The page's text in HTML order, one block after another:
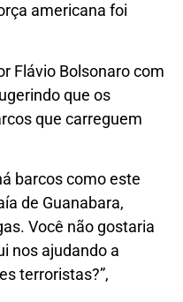
americana foi
Flávio Bolsonaro com
que os
que carreguem
barcos como este
de Guanabara,
Você não gostaria
nos ajudando a
terroristas?”,